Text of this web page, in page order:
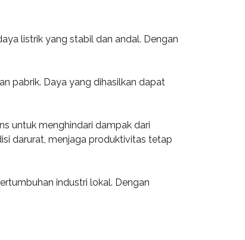
listrik yang stabil dan andal. Dengan
pabrik. Daya yang dihasilkan dapat
untuk menghindari dampak dari
darurat, menjaga produktivitas tetap
industri lokal. Dengan